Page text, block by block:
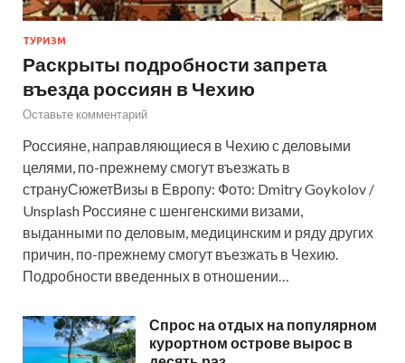
ТУРИЗМ
Раскрыты подробности запрета
въезда россиян в Чехию
Оставьте комментарий
Россияне, направляющиеся в Чехию с деловыми
целями, по-прежнему смогут въезжать в
странуСюжетВизы в Европу: Фото: Dmitry Goykolov /
Unsplash Россияне с шенгенскими визами,
выданными по деловым, медицинским и ряду других
причин, по-прежнему смогут въезжать в Чехию.
Подробности введенных в отношении…
Спрос на отдых на популярном
курортном острове вырос в